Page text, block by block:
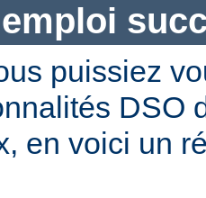
puissiez
DSO
en voici un